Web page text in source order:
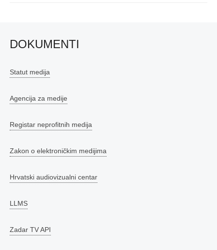
DOKUMENTI
Statut medija
Agencija za medije
Registar neprofitnih medija
Zakon o elektroničkim medijima
Hrvatski audiovizualni centar
LLMS
Zadar TV API